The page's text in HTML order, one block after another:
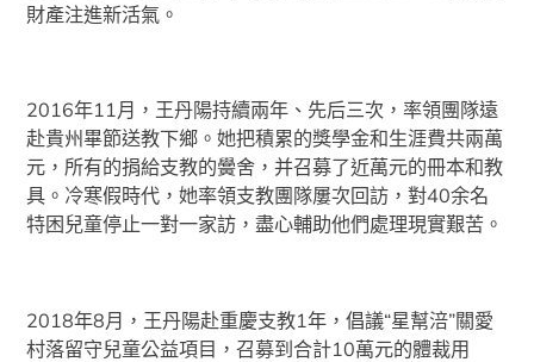
財產注進新活氣。
2016年11月，王丹陽持續兩年、先后三次，率領團隊遠
赴貴州畢節送教下鄉。她把積累的獎學金和生涯費共兩萬
元，所有的捐給支教的黌舍，并召募了近萬元的冊本和教
具。冷寒假時代，她率領支教團隊屢次回訪，對40余名
特困兒童停止一對一家訪，盡心輔助他們處理現實艱苦。
2018年8月，王丹陽赴重慶支教1年，倡議“星幫涪”關愛
村落留守兒童公益項目，召募到合計10萬元的體裁用